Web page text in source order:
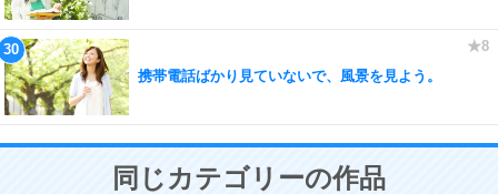
携帯電話ばかり見ていないで、風景を見よう。
同じカテゴリーの作品